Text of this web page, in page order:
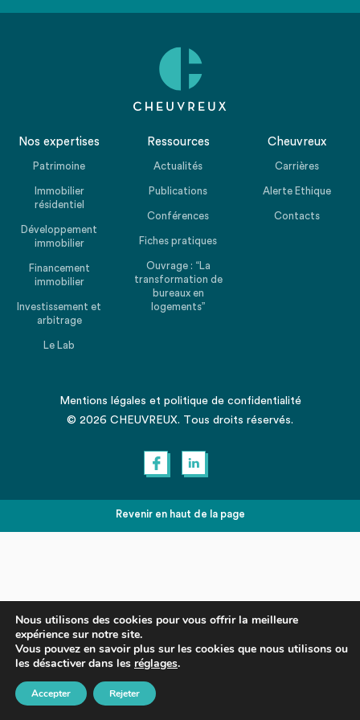
Nos expertises
Patrimoine
Immobilier
résidentiel
Développement
immobilier
Financement
immobilier
Investissement et
arbitrage
Le Lab
Ressources
Actualités
Publications
Conférences
Fiches pratiques
Ouvrage : “La
transformation de
bureaux en
logements”
Cheuvreux
Carrières
Alerte Ethique
Contacts
Mentions légales et politique de confidentialité
© 2026 CHEUVREUX. Tous droits réservés.
Revenir en haut de la page
Nous utilisons des cookies pour vous offrir la meilleure
expérience sur notre site.
Vous pouvez en savoir plus sur les cookies que nous utilisons ou
les désactiver dans les réglages.
Accepter Rejeter